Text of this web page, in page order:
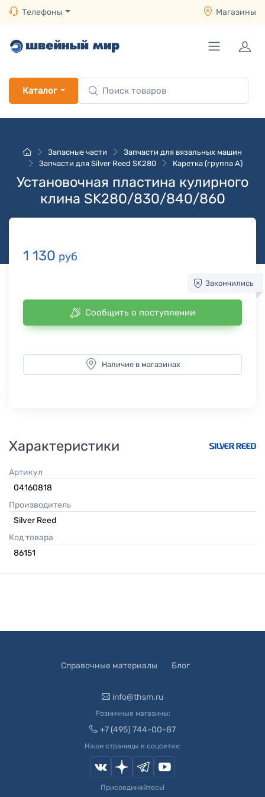
Телефоны Магазины
Каталог
Запасные части
Запчасти для вязальных машин
Запчасти для Silver Reed SK280
Каретка (группа A)
Установочная пластина кулирного
клина SK280/830/840/860
1 130 руб
Закончились
Сообщить о поступлении
Наличие в магазинах
Характеристики
Артикул
04160818
Производитель
Silver Reed
Код товара
86151
Справочные материалы Блог
info@thsm.ru
Розничные магазины:
+7 (495) 744-00-87
Наши страницы в соцсетях:
Присоединяйтесь!